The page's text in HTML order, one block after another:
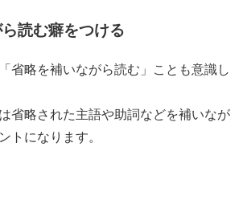
読む癖をつける
省略を補いながら読む」ことも意識し
省略された主語や助詞などを補いなが
トになります。